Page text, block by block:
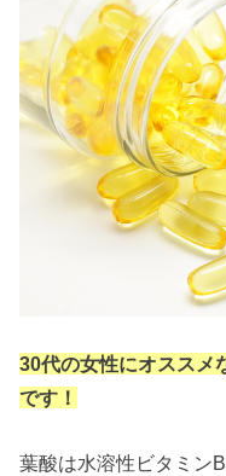
30代の女性にオススメ
です！
葉酸は水溶性ビタミン